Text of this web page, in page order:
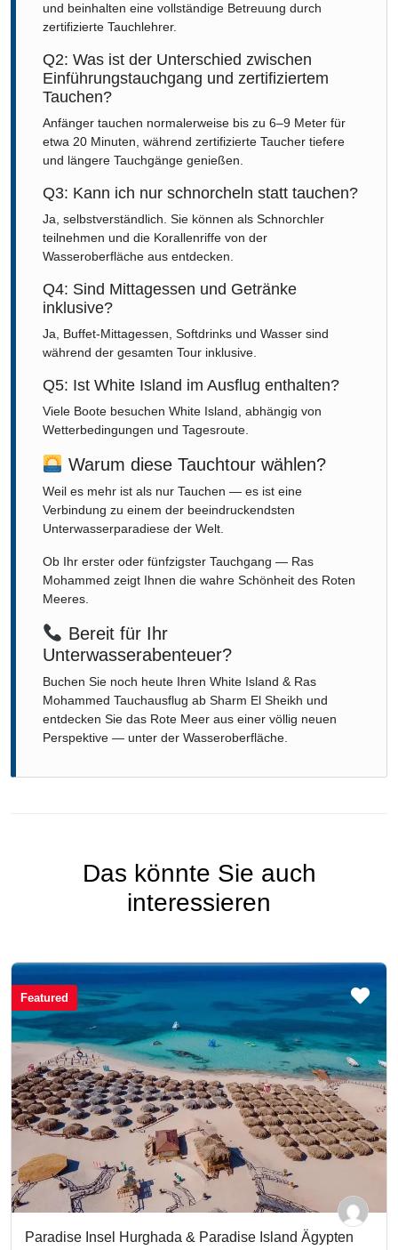
und beinhalten eine vollständige Betreuung durch
zertifizierte Tauchlehrer.
Q2: Was ist der Unterschied zwischen
Einführungstauchgang und zertifiziertem
Tauchen?
Anfänger tauchen normalerweise bis zu 6–9 Meter für
etwa 20 Minuten, während zertifizierte Taucher tiefere
und längere Tauchgänge genießen.
Q3: Kann ich nur schnorcheln statt tauchen?
Ja, selbstverständlich. Sie können als Schnorchler
teilnehmen und die Korallenriffe von der
Wasseroberfläche aus entdecken.
Q4: Sind Mittagessen und Getränke
inklusive?
Ja, Buffet-Mittagessen, Softdrinks und Wasser sind
während der gesamten Tour inklusive.
Q5: Ist White Island im Ausflug enthalten?
Viele Boote besuchen White Island, abhängig von
Wetterbedingungen und Tagesroute.
Warum diese Tauchtour wählen?
Weil es mehr ist als nur Tauchen — es ist eine
Verbindung zu einem der beeindruckendsten
Unterwasserparadiese der Welt.
Ob Ihr erster oder fünfzigster Tauchgang — Ras
Mohammed zeigt Ihnen die wahre Schönheit des Roten
Meeres.
Bereit für Ihr
Unterwasserabenteuer?
Buchen Sie noch heute Ihren White Island & Ras
Mohammed Tauchausflug ab Sharm El Sheikh und
entdecken Sie das Rote Meer aus einer völlig neuen
Perspektive — unter der Wasseroberfläche.
Das könnte Sie auch
interessieren
Featured
Paradise Insel Hurghada & Paradise Island Ägypten